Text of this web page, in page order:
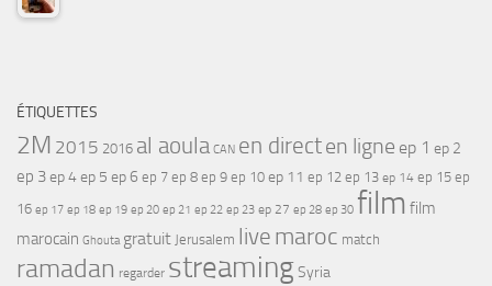
ÉTIQUETTES
2M 2015 2016 al aoula CAN en directen ligne ep 1 ep 2
ep 3ep 4ep 5 ep 6 ep 7 ep 8 ep 9 ep 10 ep 11 ep 12 ep 13 ep 14 ep 15 ep
16 ep 17 ep 18 ep 19 ep 20 ep 21 ep 22 ep 23 ep 27 ep 28 ep 30 film film
marocain Ghouta gratuit Jerusalem live maroc match
ramadan regarder streamingSyria